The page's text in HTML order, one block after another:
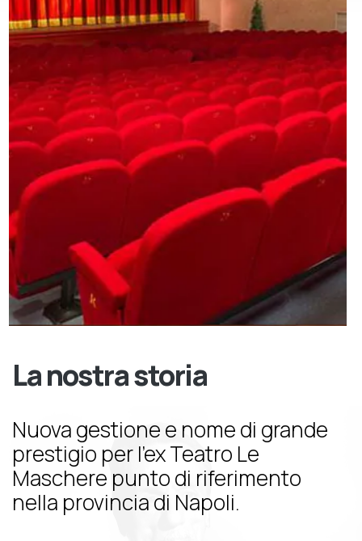
La nostra storia
Nuova gestione e nome di grande
prestigio per l’ex Teatro Le
Maschere punto di riferimento
nella provincia di Napoli.